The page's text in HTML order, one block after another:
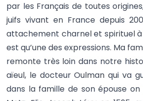
par les Français de toutes
juifs vivant en France depuis
attachement charnel et spirituel
est qu’une des expressions. Ma
remonte très loin dans notre
aïeul, le docteur Oulman qui va
dans la famille de son épouse